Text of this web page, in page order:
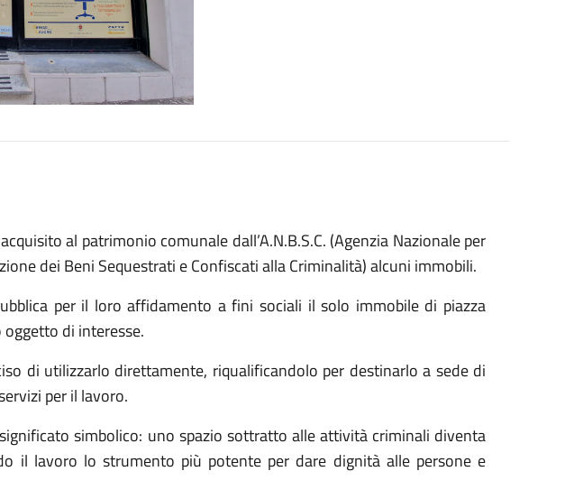
al patrimonio comunale dall’A.N.B.S.C. (Agenzia Nazionale per
dei Beni Sequestrati e Confiscati alla Criminalità) alcuni immobili.
per il loro affidamento a fini sociali il solo immobile di piazza
oggetto di interesse.
di utilizzarlo direttamente, riqualificandolo per destinarlo a sede di
per il lavoro.
simbolico: uno spazio sottratto alle attività criminali diventa
il lavoro lo strumento più potente per dare dignità alle persone e